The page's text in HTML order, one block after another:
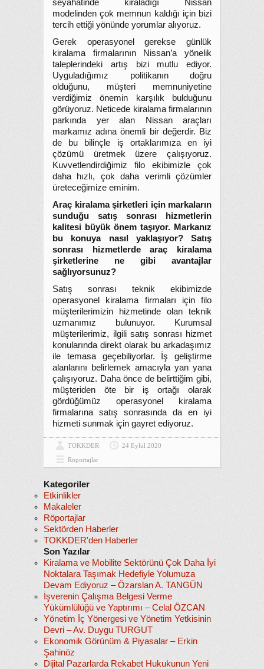
seyahatinde kiraladığı Nissan
modelinden çok memnun kaldığı için bizi
tercih ettiği yönünde yorumlar alıyoruz.
Gerek operasyonel gerekse günlük
kiralama firmalarının Nissan’a yönelik
taleplerindeki artış bizi mutlu ediyor.
Uyguladığımız politikanın doğru
olduğunu, müşteri memnuniyetine
verdiğimiz önemin karşılık bulduğunu
görüyoruz. Neticede kiralama firmalarının
parkında yer alan Nissan araçları
markamız adına önemli bir değerdir. Biz
de bu bilinçle iş ortaklarımıza en iyi
çözümü üretmek üzere çalışıyoruz.
Kuvvetlendirdiğimiz filo ekibimizle çok
daha hızlı, çok daha verimli çözümler
üreteceğimize eminim.
Araç kiralama şirketleri için markaların
sunduğu satış sonrası hizmetlerin
kalitesi büyük önem taşıyor. Markanız
bu konuya nasıl yaklaşıyor? Satış
sonrası hizmetlerde araç kiralama
şirketlerine ne gibi avantajlar
sağlıyorsunuz?
Satış sonrası teknik ekibimizde
operasyonel kiralama firmaları için filo
müşterilerimizin hizmetinde olan teknik
uzmanımız bulunuyor. Kurumsal
müşterilerimiz, ilgili satış sonrası hizmet
konularında direkt olarak bu arkadaşımız
ile temasa geçebiliyorlar. İş geliştirme
alanlarını belirlemek amacıyla yan yana
çalışıyoruz. Daha önce de belirttiğim gibi,
müşteriden öte bir iş ortağı olarak
gördüğümüz operasyonel kiralama
firmalarına satış sonrasında da en iyi
hizmeti sunmak için gayret ediyoruz.
TOKKDER
24 Eylül 2020
Röportajlar
Kategoriler
Etkinlikler
Makaleler
Röportajlar
Sektörden Haberler
TOKKDER'den Haberler
Son Yazılar
Kiralama ve Mobilite Sektörünü Çok Daha İyi
Noktalara Taşımak Hedefiyle Yolumuza
Devam Ediyoruz – Özarslan A. TANGÜN
İşverenin Çalışma Belgesi Verme
Yükümlülüğü ve Yaptırımı – Celal ÖZCAN
Yönetim İç Yönergesi ve Yönetim Yetkisinin
Devri – Av. Duygu TURGUT
Ekonomik Görünüm & Piyasalar – Erkin
Şahinöz
Dijital Pazarlarda Rekabet Hukukunun Yeni